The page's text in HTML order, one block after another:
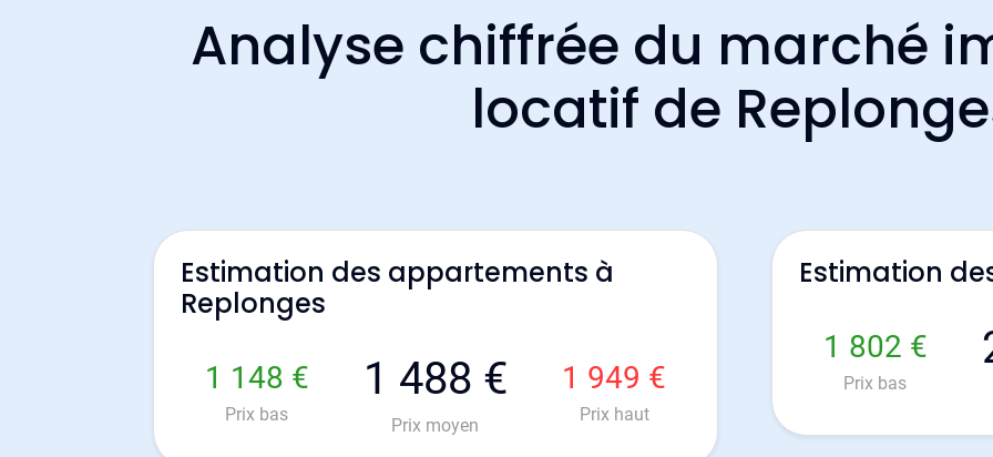
Analyse chiffrée du marché
locatif de
Estimation des appartements à
Replonges
1 148 €
Prix bas
1 488 €
Prix moyen
1 949 €
Prix haut
Estimation
1 802 €
Prix bas